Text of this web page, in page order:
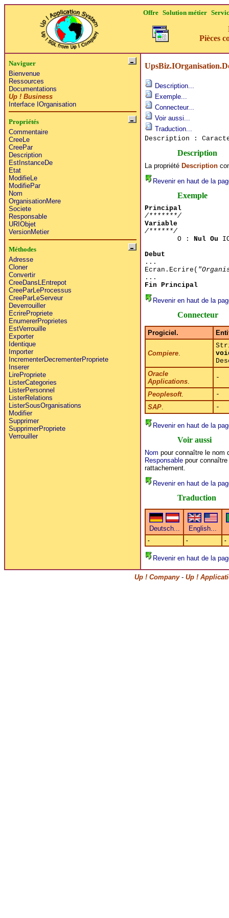
Offre Solution métier
Pièces
Naviguer
Bienvenue
Ressources
Documentations
Up ! Business
Interface IOrganisation
Propriétés
Commentaire
CreeLe
CreePar
Description
EstInstanceDe
Etat
ModifieLe
ModifiePar
Nom
OrganisationMere
Societe
Responsable
URIObjet
VersionMetier
Méthodes
Adresse
Cloner
Convertir
CreeDansLEntrepot
CreeParLeProcessus
CreeParLeServeur
Deverrouiller
EcrirePropriete
EnumererProprietes
EstVerrouille
Exporter
Identique
Importer
IncrementerDecrementerPropriete
Inserer
LirePropriete
ListerCategories
ListerPersonnel
ListerRelations
ListerSousOrganisations
Modifier
Supprimer
SupprimerPropriete
Verrouiller
Description...
Exemple...
Connecteur...
Voir aussi...
Traduction...
Description :
Description
La propriété Description
Revenir en haut de la
Exemple
Principal
/*******/
Variable
/******/
O : Nul Ou
Debut
...
Ecran.Ecrire(
...
Fin Principal
Revenir en haut de la
Connecteur
Progiciel.
Compiere
Oracle
Applications
-
Peoplesoft.
-
SAP
-
Revenir en haut de la
Voir aussi
Nom pour connaître le nom
Responsablepour connaître
rattachement.
Revenir en haut de la
Traduction
- - -
Revenir en haut de la
Up ! Company- Up !